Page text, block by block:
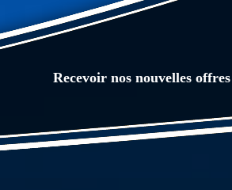
Recevoir nos nouvelles